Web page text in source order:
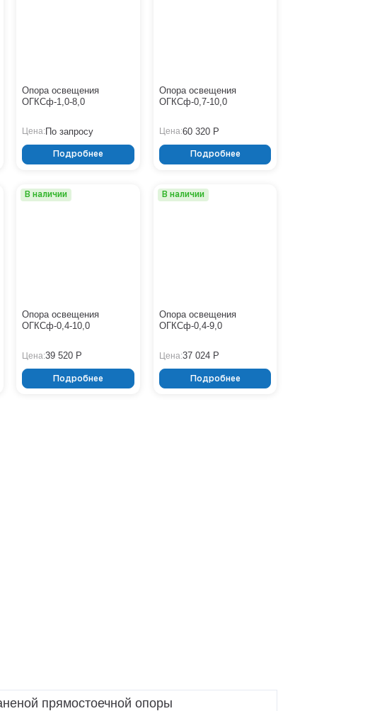
Опора освещения
ОГКСф-1,0-8,0
Цена:По запросу
Подробнее
Опора освещения
ОГКСф-0,7-10,0
Цена:60 320 Р
Подробнее
В наличии
Опора освещения
ОГКСф-0,4-10,0
Цена:39 520 Р
Подробнее
В наличии
Опора освещения
ОГКСф-0,4-9,0
Цена:37 024 Р
Подробнее
прямостоечной опоры